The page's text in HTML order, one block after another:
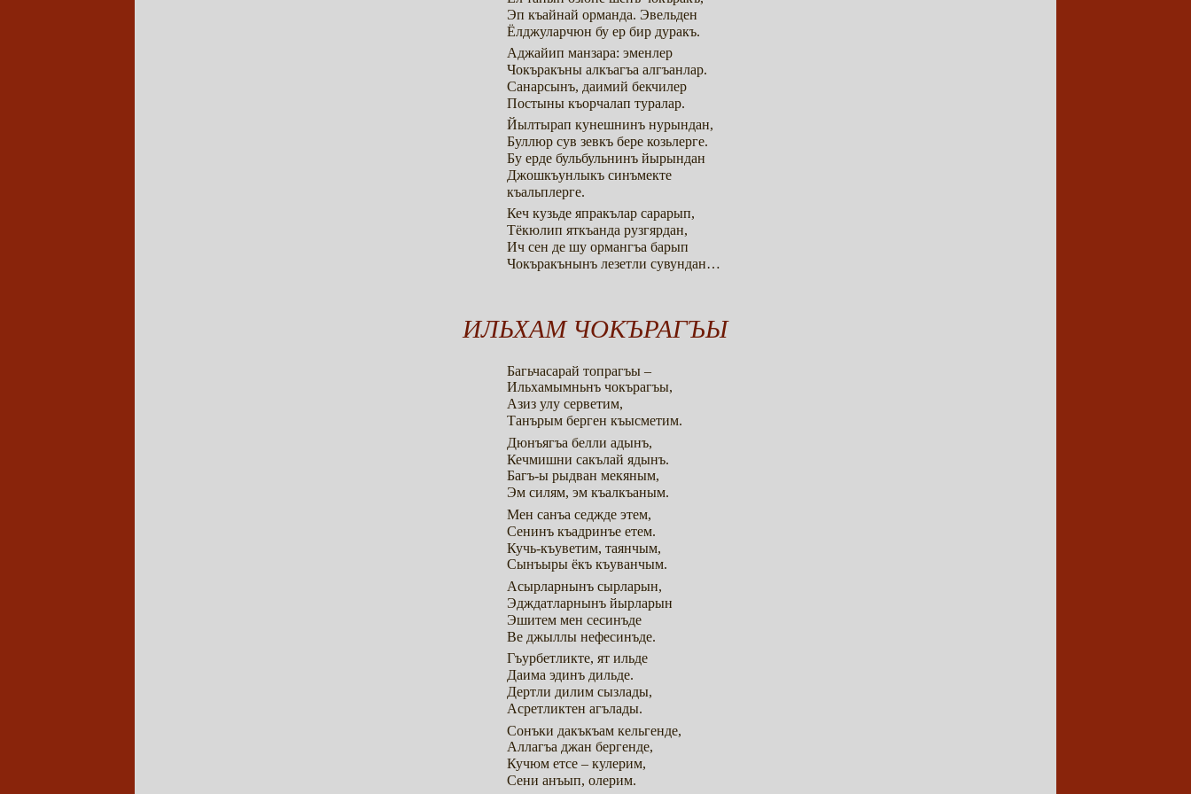
Эп къайнай орманда. Эвельден
Ёлджуларчюн бу ер бир дуракъ.
Аджайип манзара: эменлер
Чокъракъны алкъагъа алгъанлар.
Санарсынъ, даимий бекчилер
Постыны къорчалап туралар.
Йылтырап кунешнинъ нурындан,
Буллюр сув зевкъ бере козьлерге.
Бу ерде бульбульнинъ йырындан
Джошкъунлыкъ синъмекте
къальплерге.
Кеч кузьде япракълар сарарып,
Тёкюлип яткъанда рузгярдан,
Ич сен де шу ормангъа барып
Чокъракънынъ лезетли сувундан…
ИЛЬХАМ ЧОКЪРАГЪЫ
Багьчасарай топрагъы –
Ильхамымньнъ чокърагъы,
Азиз улу серветим,
Танърым берген къысметим.
Дюнъягъа белли адынъ,
Кечмишни сакълай ядынъ.
Багъ-ы рыдван мекяным,
Эм силям, эм къалкъаным.
Мен санъа седжде этем,
Сенинъ къадринъе етем.
Кучь-къуветим, таянчым,
Сынъыры ёкъ къуванчым.
Асырларнынъ сырларын,
Эдждатларнынъ йырларын
Эшитем мен сесинъде
Ве джыллы нефесинъде.
Гъурбетликте, ят ильде
Даима эдинъ дильде.
Дертли дилим сызлады,
Асретликтен агълады.
Сонъки дакъкъам кельгенде,
Аллагъа джан бергенде,
Кучюм етсе – кулерим,
Сени анъып, олерим.